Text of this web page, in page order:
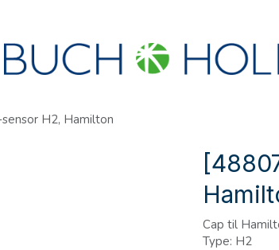
H2, Hamilton
Cap til
Type: H2